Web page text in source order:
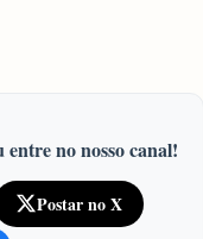
no nosso canal!
Postar no X